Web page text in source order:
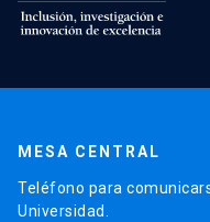
MESA CENTRAL
Teléfono para
Universidad.